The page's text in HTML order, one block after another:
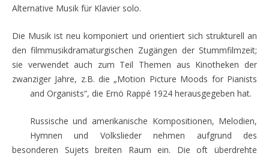
Alternative Musik für Klavier solo.
Die Musik ist neu komponiert und orientiert sich strukturell an
den filmmusikdramaturgischen Zugängen der Stummfilmzeit;
sie verwendet auch zum Teil Themen aus Kinotheken der
zwanziger Jahre, z.B. die „Motion Picture Moods for Pianists
and Organists“, die Ernö Rappé 1924 herausgegeben hat.
Russische und amerikanische Kompositionen, Melodien,
Hymnen und Volkslieder nehmen aufgrund des
besonderen Sujets breiten Raum ein. Die oft überdrehte